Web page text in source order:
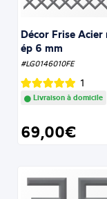
Décor Frise
ép 6 mm
#LG0146010FE
1
Livraison à domicile
69,00€